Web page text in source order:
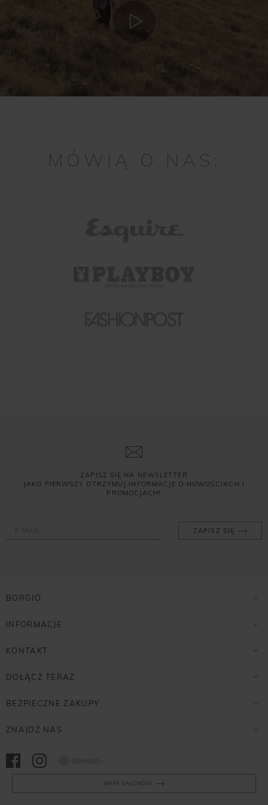
MÓWIĄ O NAS:
ZAPISZ SIĘ NA NEWSLETTER
JAKO PIERWSZY OTRZYMUJ INFORMACJE O NOWOŚCIACH I
PROMOCJACH!
ZAPISZ SIĘ
BORGIO
INFORMACJE
KONTAKT
DOŁĄCZ TERAZ
BEZPIECZNE ZAKUPY
ZNAJDŹ NAS
MAPA SALONÓW